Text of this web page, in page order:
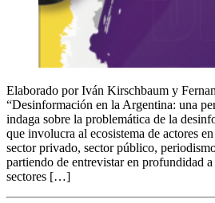
Elaborado por Iván Kirschbaum y
“Desinformación en la Argentina: una
indaga sobre la problemática de la
que involucra al ecosistema de actores
sector privado, sector público,
partiendo de entrevistar en profundidad
sectores […]